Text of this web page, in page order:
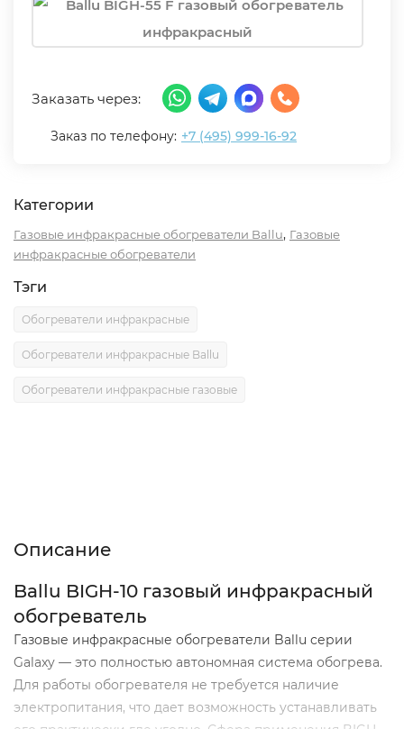
Заказать через:
Заказ по телефону: +7 (495) 999-16-92
Категории
Газовые инфракрасные обогреватели Ballu, Газовые
инфракрасные обогреватели
Тэги
Обогреватели инфракрасные
Обогреватели инфракрасные Ballu
Обогреватели инфракрасные газовые
Описание
Ballu BIGH-10 газовый инфракрасный
обогреватель
Газовые инфракрасные обогреватели Ballu серии
Galaxy — это полностью автономная система обогрева.
Для работы обогревателя не требуется наличие
электропитания, что дает возможность устанавливать